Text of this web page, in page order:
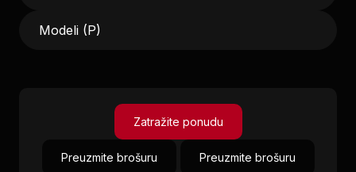
Modeli (P)
Zatražite ponudu
Preuzmite brošuru Preuzmite brošuru